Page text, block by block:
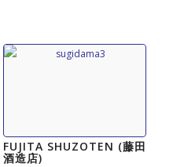
FUJITA SHUZOTEN (藤田
酒造店)